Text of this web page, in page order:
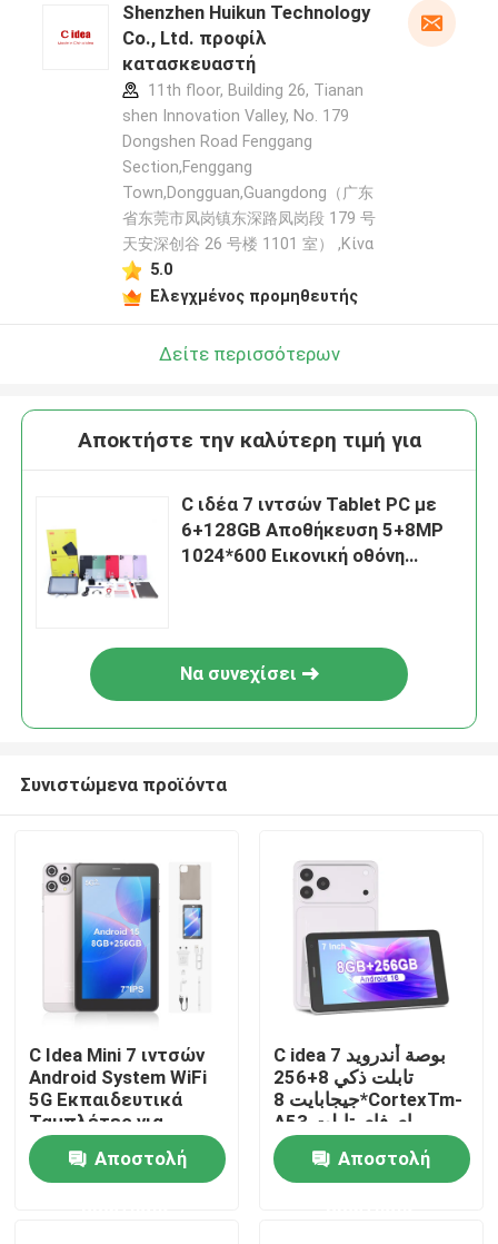
Αρχική Σελίδα
Προϊόντα
Shenzhen Huikun Technology
Co., Ltd. προφίλ
κατασκευαστή
11th floor, Building 26, Tianan
shen Innovation Valley, No. 179
Dongshen Road Fenggang
Section,Fenggang
Town,Dongguan,Guangdong（广东
省东莞市凤岗镇东深路凤岗段 179 号
天安深创谷 26 号楼 1101 室） ,Κίνα
5.0
Ελεγχμένος προμηθευτής
Δείτε περισσότερων
Αποκτήστε την καλύτερη τιμή για
C ιδέα 7 ιντσών Tablet PC με
6+128GB Αποθήκευση 5+8MP
1024*600 Εικονική οθόνη
Να συνεχίσει
Συνιστώμενα προϊόντα
C Idea Mini 7 ιντσών
Android System WiFi
5G Εκπαιδευτικά
Ταμπλέτες για
Σπουδαστές CM516
Αποστολή
C idea 7 بوصة أندرويد
تابلت ذكي 8+256
جيجابايت 8*CortexTm-
A53 واي فاي تابلت
شاشة لمس عالية الدقة
CM517 airΑποστολή